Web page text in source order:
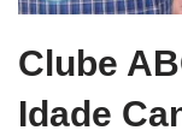
Clube
Idade